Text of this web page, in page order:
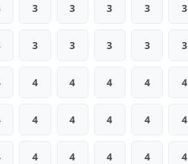
3 3 3 3 3
3 3 3 3 3
4 4 4 4 4
4 4 4 4 4
4 4 4 4 4